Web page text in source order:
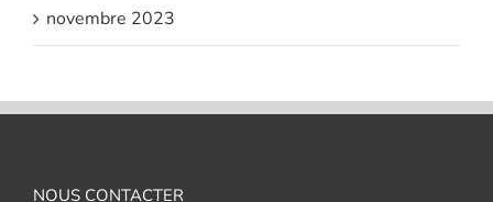
novembre 2023
NOUS CONTACTER